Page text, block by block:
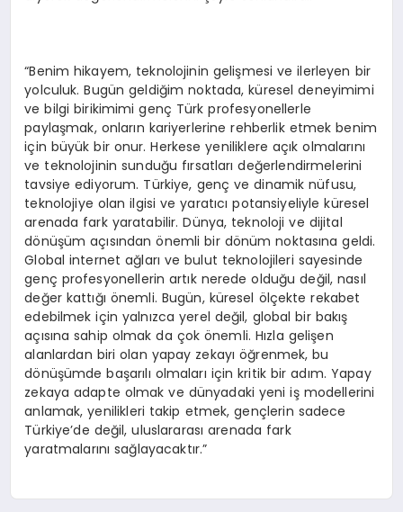
“Benim hikayem, teknolojinin gelişmesi ve ilerleyen bir
yolculuk. Bugün geldiğim noktada, küresel deneyimimi
ve bilgi birikimimi genç Türk profesyonellerle
paylaşmak, onların kariyerlerine rehberlik etmek benim
için büyük bir onur. Herkese yeniliklere açık olmalarını
ve teknolojinin sunduğu fırsatları değerlendirmelerini
tavsiye ediyorum. Türkiye, genç ve dinamik nüfusu,
teknolojiye olan ilgisi ve yaratıcı potansiyeliyle küresel
arenada fark yaratabilir. Dünya, teknoloji ve dijital
dönüşüm açısından önemli bir dönüm noktasına geldi.
Global internet ağları ve bulut teknolojileri sayesinde
genç profesyonellerin artık nerede olduğu değil, nasıl
değer kattığı önemli. Bugün, küresel ölçekte rekabet
edebilmek için yalnızca yerel değil, global bir bakış
açısına sahip olmak da çok önemli. Hızla gelişen
alanlardan biri olan yapay zekayı öğrenmek, bu
dönüşümde başarılı olmaları için kritik bir adım. Yapay
zekaya adapte olmak ve dünyadaki yeni iş modellerini
anlamak, yenilikleri takip etmek, gençlerin sadece
Türkiye’de değil, uluslararası arenada fark
yaratmalarını sağlayacaktır.”